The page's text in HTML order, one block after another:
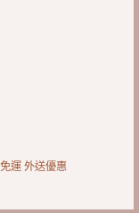
運 外送優惠